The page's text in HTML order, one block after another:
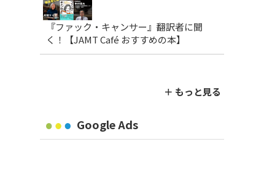
『ファック・キャンサー』翻訳者に聞
く！【JAMT Café おすすめの本】
＋ もっと見る
Google Ads